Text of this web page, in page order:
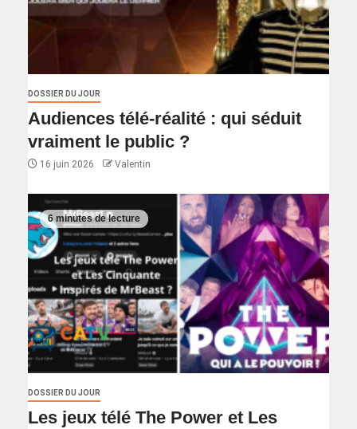
DOSSIER DU JOUR
Audiences télé-réalité : qui séduit
vraiment le public ?
16 juin 2026 Valentin
6 minutes de lecture
DOSSIER DU JOUR
Les jeux télé The Power et Les